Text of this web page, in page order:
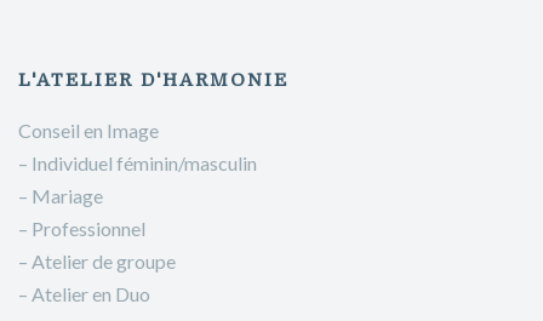
L'ATELIER D'HARMONIE
Conseil en Image
– Individuel féminin/masculin
– Mariage
– Professionnel
– Atelier de groupe
– Atelier en Duo